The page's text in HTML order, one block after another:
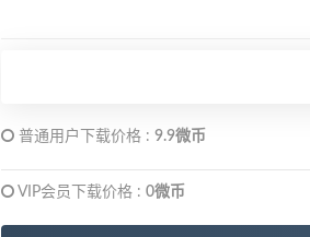
普通用户下载价格 : 9.9微币
VIP会员下载价格 : 0微币